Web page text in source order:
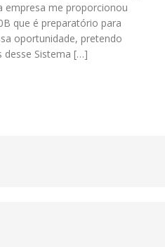
empresa me proporcionou
que é preparatório para
oportunidade, pretendo
desse Sistema […]